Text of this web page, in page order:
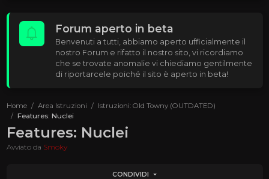
Forum aperto in beta
Benvenuti a tutti, abbiamo aperto ufficialmente il
nostro Forum e rifatto il nostro sito, vi ricordiamo
che se trovate anomalie vi chiediamo gentilmente
di riportarcele poiché il sito è aperto in beta!
Home Area Istruzioni
Istruzioni: Old Towny (OUTDATED)
Features: Nuclei
Features: Nuclei
Avviato da Smoky
CONDIVIDI